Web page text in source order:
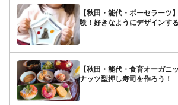
【秋田・能代・ポーセラーツ
験！好きなようにデザインす
【秋田・能代・食育オーガニ
ナッツ型押し寿司を作ろう！